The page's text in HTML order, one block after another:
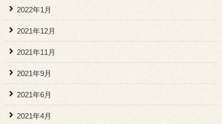
2022年1月
2021年12月
2021年11月
2021年9月
2021年6月
2021年4月